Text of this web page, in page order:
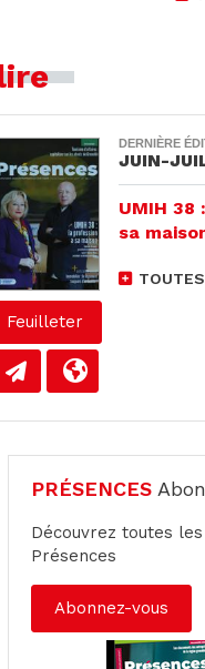
Feuilleter
DERNIÈRE
JUIN-
UMIH 38
sa
PRÉSENCES
Découvrez toutes
Présences
Abonnez-vous